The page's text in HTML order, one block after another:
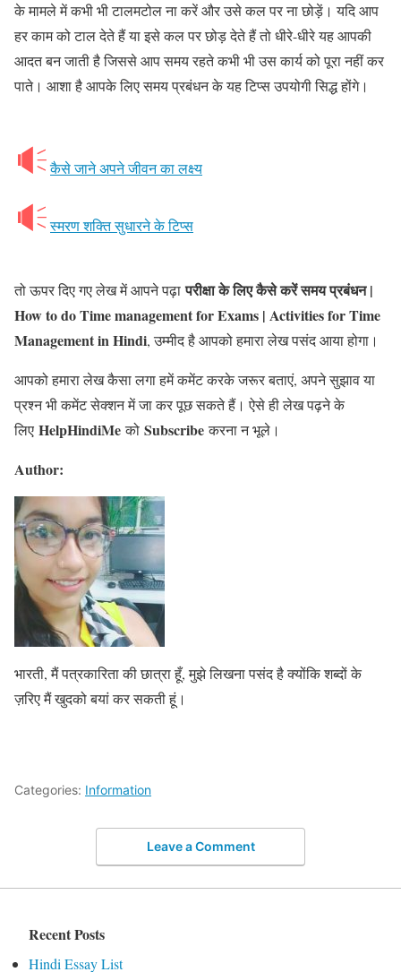
के मामले में कभी भी टालमटोल ना करें और उसे कल पर ना छोड़ें। यदि आप
हर काम को टाल देते हैं या इसे कल पर छोड़ देते हैं तो धीरे-धीरे यह आपकी
आदत बन जाती है जिससे आप समय रहते कभी भी उस कार्य को पूरा नहीं कर
पाते। आशा है आपके लिए समय प्रबंधन के यह टिप्स उपयोगी सिद्ध होंगे।
कैसे जाने अपने जीवन का लक्ष्य
स्मरण शक्ति सुधारने के टिप्स
तो ऊपर दिए गए लेख में आपने पढ़ापरीक्षा के लिए कैसे करें समय प्रबंधन |
How to do Time management for Exams | Activities for Time
Management in Hindi, उम्मीद है आपको हमारा लेख पसंद आया होगा।
आपको हमारा लेख कैसा लगा हमें कमेंट करके जरूर बताएं, अपने सुझाव या
प्रश्न भी कमेंट सेक्शन में जा कर पूछ सकते हैं। ऐसे ही लेख पढ़ने के
लिए HelpHindiMeको Subscribeकरना न भूले।
Author:
भारती, मैं पत्रकारिता की छात्रा हूँ, मुझे लिखना पसंद है क्योंकि शब्दों के
ज़रिए मैं खुदको बयां कर सकती हूं।
Categories: Information
Leave a Comment
Recent Posts
Hindi Essay List